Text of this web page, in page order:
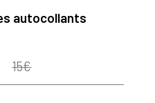
autocollants
Prix
15€